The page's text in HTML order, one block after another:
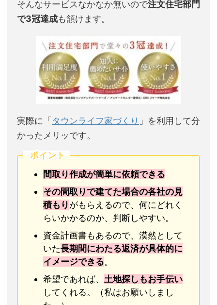
そんなサービスなかなか無いので注文住宅部門
で3冠達成も頷けます。
実際に「タウンライフ家づくり 」を利用して分
かったメリッです。
ポイント
間取り作成が簡単に依頼できる
その間取りで建てた場合の各社の見
積もりがもらえるので、何にどれく
らいかかるのか、判断しやすい。
資金計画書もあるので、漠然として
いた長期間にわたる返済が具体的に
イメージできる。
希望であれば、 土地探しもお手伝い
してくれる。（私はお願いしまし